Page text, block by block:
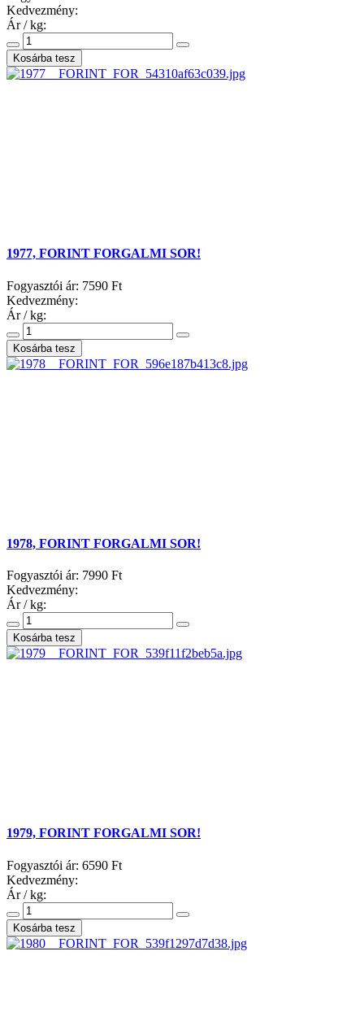
Kedvezmény:
Ár / kg:
1977, FORINT FORGALMI SOR!
Fogyasztói ár: 7590 Ft
Kedvezmény:
Ár / kg:
1978, FORINT FORGALMI SOR!
Fogyasztói ár: 7990 Ft
Kedvezmény:
Ár / kg:
1979, FORINT FORGALMI SOR!
Fogyasztói ár: 6590 Ft
Kedvezmény:
Ár / kg: